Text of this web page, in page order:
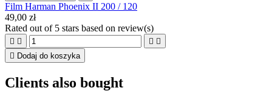
Film Harman Phoenix II 200 / 120
49,00 zł
Rated out of 5 stars based on review(s)
   
 Dodaj do koszyka
Clients also bought